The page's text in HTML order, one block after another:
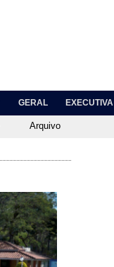
GERAL EXECUTIVA
Arquivo